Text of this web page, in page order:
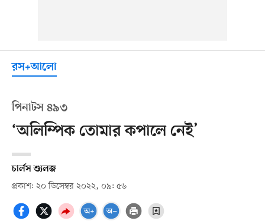
রস+আলো
পিনাটস ৪৯৩
‘অলিম্পিক তোমার কপালে নেই’
চার্লস শ্যুলজ
প্রকাশ: ২০ ডিসেম্বর ২০২২, ০৯: ৫৬